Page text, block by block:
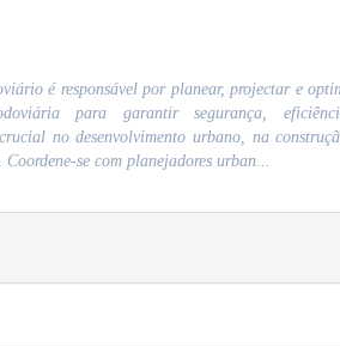
é responsável por planear, projectar e
para garantir segurança,
no desenvolvimento urbano, na
se com planejadores urban...